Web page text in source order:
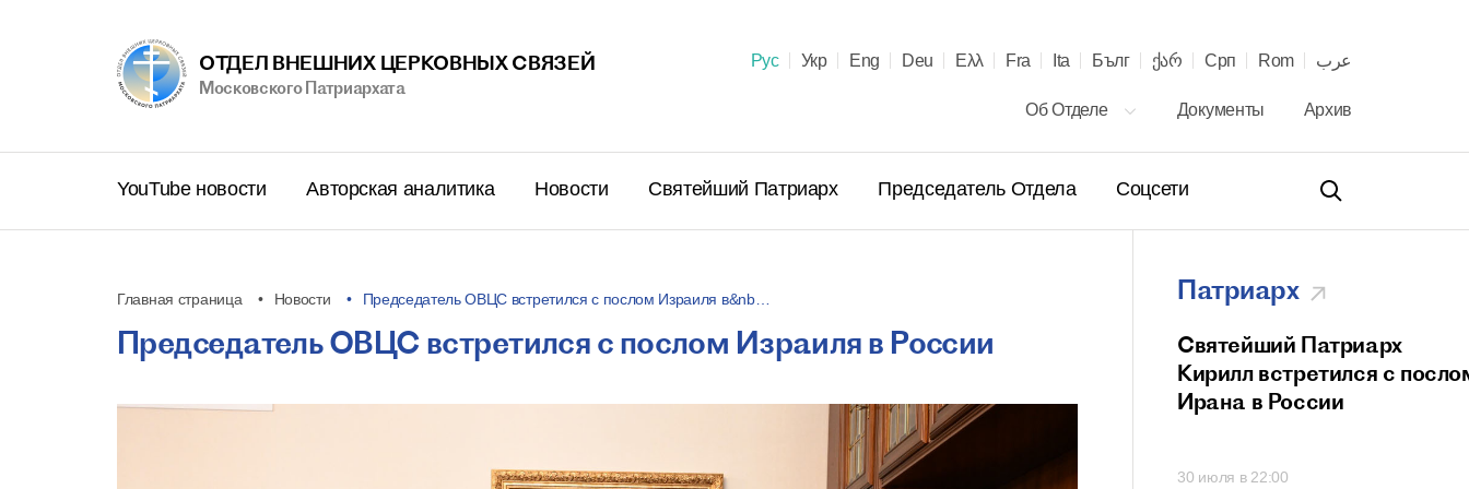
ОТДЕЛ ВНЕШНИХ ЦЕРКОВНЫХ СВЯЗЕЙ
Московского Патриархата
Рус Укр Eng Deu Ελλ Fra Ita Бълг ქარ Срп Rom عرب
Об Отделе Документы Архив
YouTube новости Авторская аналитика Новости Святейший Патриарх Председатель Отдела Соцсети
Главная страница Новости Председатель ОВЦС встретился с послом Израиля в&nb…
Председатель ОВЦС встретился с послом Израиля в России
Патриарх
Поздравление Святейшего
Предстоятелю Сербской
Православной Церкви с 40-
летием монашеского
23 июня в 10:00
Святейший Патриарх
Кирилл встретился с
Ирана в России
30 июля в 22:00